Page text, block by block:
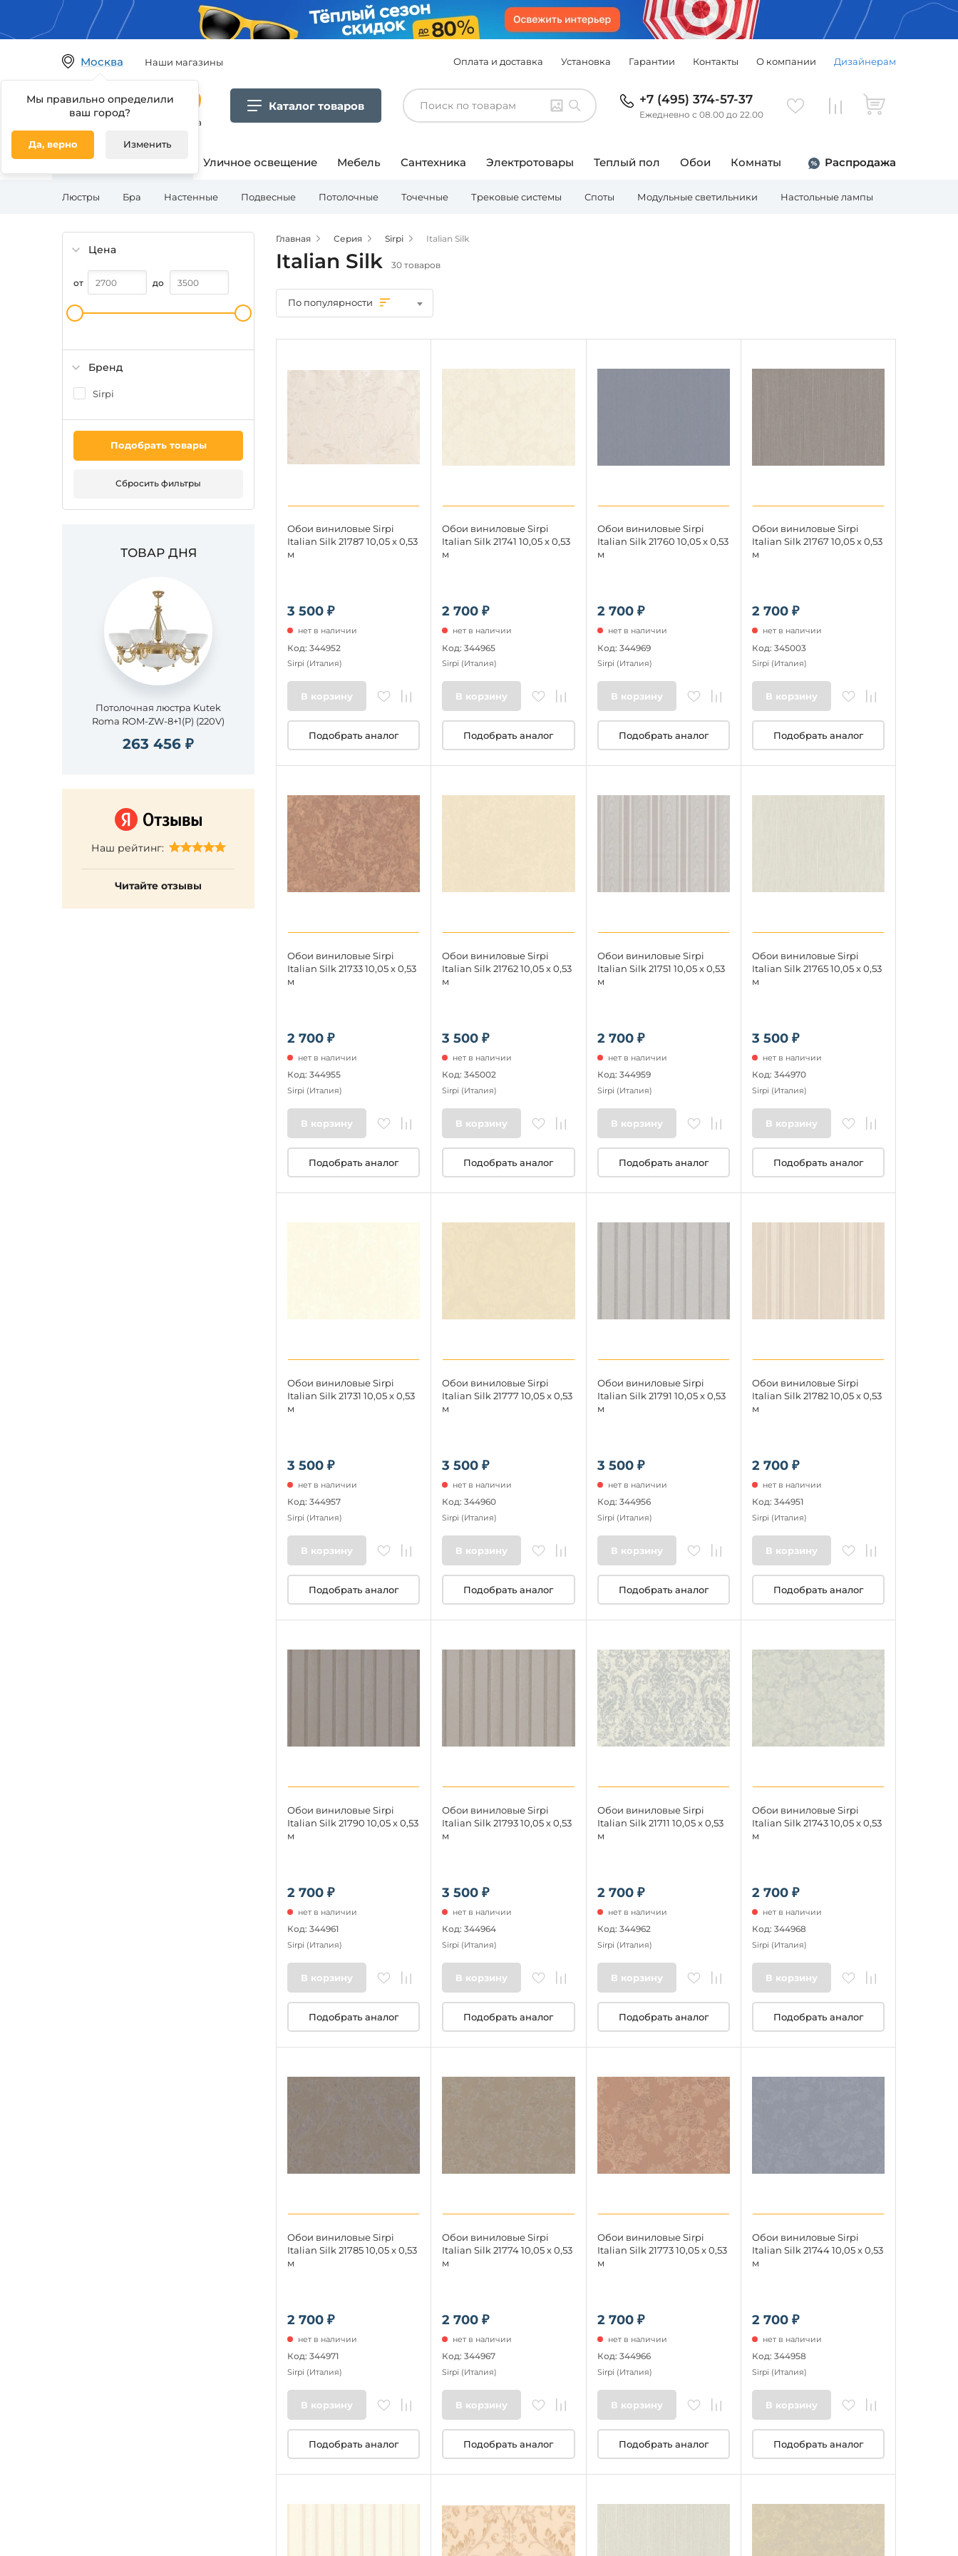
Москва
Мы правильно определили
ваш город?
Да, верно Изменить
Наши магазины Оплата и доставка Установка Гарантии Контакты О компании Дизайнерам
Гипермаркет товаров для дома
Каталог товаров +7 (495) 374-57-37
Ежедневно с 08.00 до 22.00
Освещение для дома Уличное освещение Мебель Сантехника Электротовары Теплый пол Обои Комнаты Распродажа
Люстры Бра Настенные Подвесные Потолочные Точечные Трековые системы Споты Модульные светильники Настольные лампы
Цена
от до
Бренд
Sirpi
Подобрать товары
Сбросить фильтры
ТОВАР ДНЯ
Потолочная люстра Kutek
Roma ROM-ZW-8+1(P) (220V)
263 456 ₽
Наш рейтинг:
Читайте отзывы
Главная Серия Sirpi Italian Silk
Italian Silk 30 товаров
По популярности
3 500 ₽
Обои виниловые Sirpi
Italian Silk 21787 10,05 x 0,53
м
нет в наличии
Код: 344952
Sirpi (Италия)
В корзину
Подобрать аналог
2 700 ₽
Обои виниловые Sirpi
Italian Silk 21741 10,05 x 0,53
м
нет в наличии
Код: 344965
Sirpi (Италия)
В корзину
Подобрать аналог
2 700 ₽
Обои виниловые Sirpi
Italian Silk 21760 10,05 x 0,53
м
нет в наличии
Код: 344969
Sirpi (Италия)
В корзину
Подобрать аналог
2 700 ₽
Обои виниловые Sirpi
Italian Silk 21767 10,05 x 0,53
м
нет в наличии
Код: 345003
Sirpi (Италия)
В корзину
Подобрать аналог
2 700 ₽
Обои виниловые Sirpi
Italian Silk 21733 10,05 x 0,53
м
нет в наличии
Код: 344955
Sirpi (Италия)
В корзину
Подобрать аналог
3 500 ₽
Обои виниловые Sirpi
Italian Silk 21762 10,05 x 0,53
м
нет в наличии
Код: 345002
Sirpi (Италия)
В корзину
Подобрать аналог
2 700 ₽
Обои виниловые Sirpi
Italian Silk 21751 10,05 x 0,53
м
нет в наличии
Код: 344959
Sirpi (Италия)
В корзину
Подобрать аналог
3 500 ₽
Обои виниловые Sirpi
Italian Silk 21765 10,05 x 0,53
м
нет в наличии
Код: 344970
Sirpi (Италия)
В корзину
Подобрать аналог
3 500 ₽
Обои виниловые Sirpi
Italian Silk 21731 10,05 x 0,53
м
нет в наличии
Код: 344957
Sirpi (Италия)
В корзину
Подобрать аналог
3 500 ₽
Обои виниловые Sirpi
Italian Silk 21777 10,05 x 0,53
м
нет в наличии
Код: 344960
Sirpi (Италия)
В корзину
Подобрать аналог
3 500 ₽
Обои виниловые Sirpi
Italian Silk 21791 10,05 x 0,53
м
нет в наличии
Код: 344956
Sirpi (Италия)
В корзину
Подобрать аналог
2 700 ₽
Обои виниловые Sirpi
Italian Silk 21782 10,05 x 0,53
м
нет в наличии
Код: 344951
Sirpi (Италия)
В корзину
Подобрать аналог
2 700 ₽
Обои виниловые Sirpi
Italian Silk 21790 10,05 x 0,53
м
нет в наличии
Код: 344961
Sirpi (Италия)
В корзину
Подобрать аналог
3 500 ₽
Обои виниловые Sirpi
Italian Silk 21793 10,05 x 0,53
м
нет в наличии
Код: 344964
Sirpi (Италия)
В корзину
Подобрать аналог
2 700 ₽
Обои виниловые Sirpi
Italian Silk 21711 10,05 x 0,53
м
нет в наличии
Код: 344962
Sirpi (Италия)
В корзину
Подобрать аналог
2 700 ₽
Обои виниловые Sirpi
Italian Silk 21743 10,05 x 0,53
м
нет в наличии
Код: 344968
Sirpi (Италия)
В корзину
Подобрать аналог
2 700 ₽
Обои виниловые Sirpi
Italian Silk 21785 10,05 x 0,53
м
нет в наличии
Код: 344971
Sirpi (Италия)
В корзину
Подобрать аналог
2 700 ₽
Обои виниловые Sirpi
Italian Silk 21774 10,05 x 0,53
м
нет в наличии
Код: 344967
Sirpi (Италия)
В корзину
Подобрать аналог
2 700 ₽
Обои виниловые Sirpi
Italian Silk 21773 10,05 x 0,53
м
нет в наличии
Код: 344966
Sirpi (Италия)
В корзину
Подобрать аналог
2 700 ₽
Обои виниловые Sirpi
Italian Silk 21744 10,05 x 0,53
м
нет в наличии
Код: 344958
Sirpi (Италия)
В корзину
Подобрать аналог